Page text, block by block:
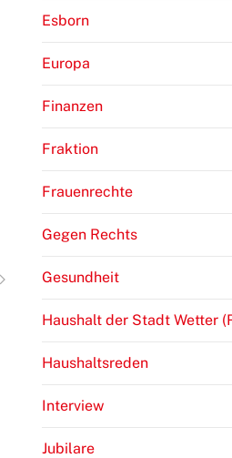
Esborn
Europa
Finanzen
Fraktion
Frauenrechte
Gegen Rechts
Gesundheit
Haushalt der Stadt Wetter
Haushaltsreden
Interview
Jubilare